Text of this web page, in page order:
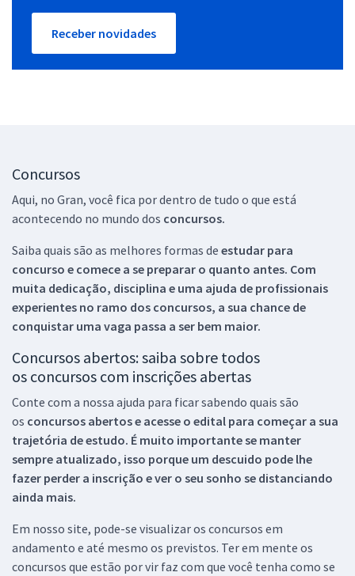
Receber novidades
Concursos
Aqui, no Gran, você fica por dentro de tudo o que está
acontecendo no mundo dos concursos.
Saiba quais são as melhores formas de estudar para
concurso e comece a se preparar o quanto antes. Com
muita dedicação, disciplina e uma ajuda de profissionais
experientes no ramo dos concursos, a sua chance de
conquistar uma vaga passa a ser bem maior.
Concursos abertos: saiba sobre todos
os concursos com inscrições abertas
Conte com a nossa ajuda para ficar sabendo quais são
os concursos abertos e acesse o edital para começar a sua
trajetória de estudo. É muito importante se manter
sempre atualizado, isso porque um descuido pode lhe
fazer perder a inscrição e ver o seu sonho se distanciando
ainda mais.
Em nosso site, pode-se visualizar os concursos em
andamento e até mesmo os previstos. Ter em mente os
concursos que estão por vir faz com que você tenha como se